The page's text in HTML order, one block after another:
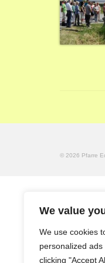
We value
We use cookies
personalized
clicking "Accept
© 2026 Pfarre